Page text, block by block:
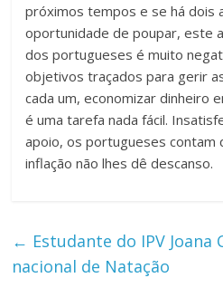
próximos tempos e se há dois
oportunidade de poupar, este
dos portugueses é muito
objetivos traçados para gerir
cada um, economizar dinheiro
é uma tarefa nada fácil.
apoio, os portugueses contam
inflação não lhes dê descanso.
← Estudante do IPV Joana
nacional de Natação